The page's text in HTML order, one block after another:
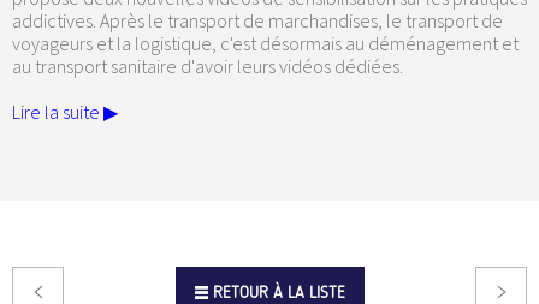
addictives. Après le transport de marchandises, le transport de
voyageurs et la logistique, c'est désormais au déménagement et
au transport sanitaire d'avoir leurs vidéos dédiées.
Lire la suite ▶
RETOUR À LA LISTE